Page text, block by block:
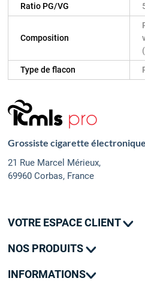
Ratio PG/VG
Composition
Type de flacon
Grossiste cigarette
21 Rue Marcel Mérieux,
69960 Corbas, France
VOTRE ESPACE CLIENT
Mes adresses
NOS PRODUITS
Nouveautés
INFORMATIONS